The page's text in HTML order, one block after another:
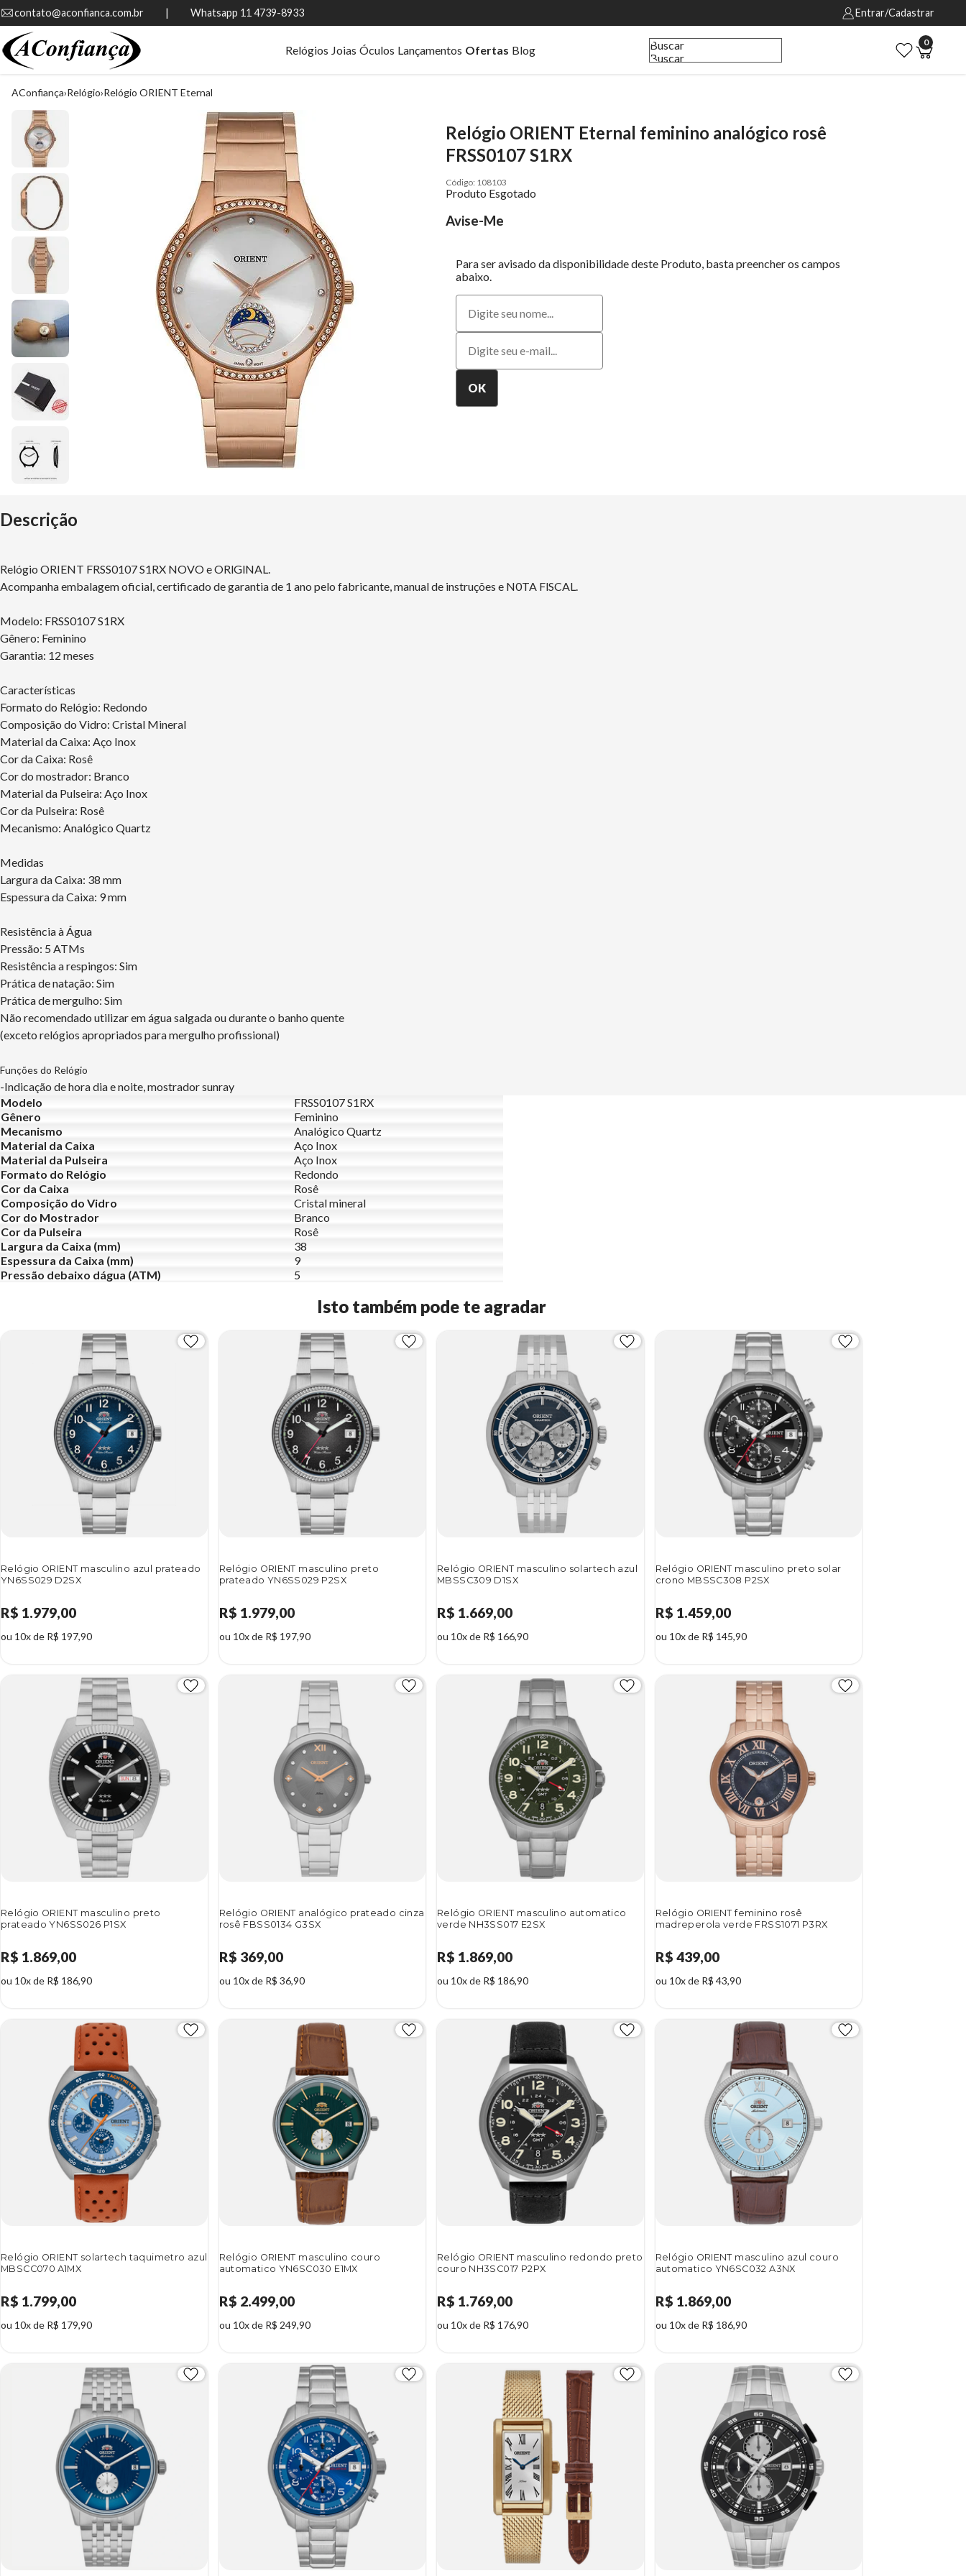
contato@aconfianca.com.br          |          Whatsapp 11 4739-8933 Entrar/Cadastrar
Relógios Joias Óculos Lançamentos Ofertas Blog
Buscar
Buscar
0
AConfiança Relógio Relógio ORIENT Eternal
Relógio ORIENT Eternal feminino analógico rosê
FRSS0107 S1RX
108103
Produto Esgotado
Avise-Me
Para ser avisado da disponibilidade deste Produto, basta preencher os campos
abaixo.
Descrição
Relógio ORIENT FRSS0107 S1RX NOVO e ORlGlNAL.
Acompanha embalagem oficial, certificado de garantia de 1 ano pelo fabricante, manual de instruções e N0TA FlSCAL.
Modelo: FRSS0107 S1RX
Gênero: Feminino
Garantia: 12 meses
Características
Formato do Relógio: Redondo
Composição do Vidro: Cristal Mineral
Material da Caixa: Aço Inox
Cor da Caixa: Rosê
Cor do mostrador: Branco
Material da Pulseira: Aço Inox
Cor da Pulseira: Rosê
Mecanismo: Analógico Quartz
Medidas
Largura da Caixa: 38 mm
Espessura da Caixa: 9 mm
Resistência à Água
Pressão: 5 ATMs
Resistência a respingos: Sim
Prática de natação: Sim
Prática de mergulho: Sim
Não recomendado utilizar em água salgada ou durante o banho quente
(exceto relógios apropriados para mergulho profissional)
Funções do Relógio
-Indicação de hora dia e noite, mostrador sunray
Modelo
FRSS0107 S1RX
Gênero
Feminino
Mecanismo
Analógico Quartz
Material da Caixa
Aço Inox
Material da Pulseira
Aço Inox
Formato do Relógio
Redondo
Cor da Caixa
Rosê
Composição do Vidro
Cristal mineral
Cor do Mostrador
Branco
Cor da Pulseira
Rosê
Largura da Caixa (mm)
38
Espessura da Caixa (mm)
9
Pressão debaixo dágua (ATM)
5
Isto também pode te agradar
Relógio ORIENT masculino azul prateado
YN6SS029 D2SX
R$ 1.979,00
ou 10x de R$ 197,90
Relógio ORIENT masculino preto
prateado YN6SS029 P2SX
R$ 1.979,00
ou 10x de R$ 197,90
Relógio ORIENT masculino solartech azul
MBSSC309 D1SX
R$ 1.669,00
ou 10x de R$ 166,90
Relógio ORIENT masculino preto solar
crono MBSSC308 P2SX
R$ 1.459,00
ou 10x de R$ 145,90
Relógio ORIENT masculino preto
prateado YN6SS026 P1SX
R$ 1.869,00
ou 10x de R$ 186,90
Relógio ORIENT analógico prateado cinza
rosê FBSS0134 G3SX
R$ 369,00
ou 10x de R$ 36,90
Relógio ORIENT masculino automatico
verde NH3SS017 E2SX
R$ 1.869,00
ou 10x de R$ 186,90
Relógio ORIENT feminino rosê
madreperola verde FRSS1071 P3RX
R$ 439,00
ou 10x de R$ 43,90
Relógio ORIENT solartech taquimetro azul
MBSCC070 A1MX
R$ 1.799,00
ou 10x de R$ 179,90
Relógio ORIENT masculino couro
automatico YN6SC030 E1MX
R$ 2.499,00
ou 10x de R$ 249,90
Relógio ORIENT masculino redondo preto
couro NH3SC017 P2PX
R$ 1.769,00
ou 10x de R$ 176,90
Relógio ORIENT masculino azul couro
automatico YN6SC032 A3NX
R$ 1.869,00
ou 10x de R$ 186,90